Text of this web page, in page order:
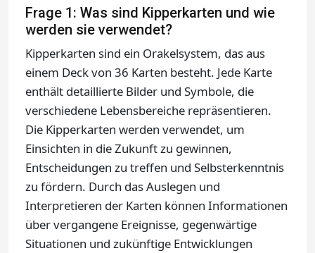
Frage 1: Was sind Kipperkarten und wie
werden sie verwendet?
Kipperkarten sind ein Orakelsystem, das aus
einem Deck von 36 Karten besteht. Jede Karte
enthält detaillierte Bilder und Symbole, die
verschiedene Lebensbereiche repräsentieren.
Die Kipperkarten werden verwendet, um
Einsichten in die Zukunft zu gewinnen,
Entscheidungen zu treffen und Selbsterkenntnis
zu fördern. Durch das Auslegen und
Interpretieren der Karten können Informationen
über vergangene Ereignisse, gegenwärtige
Situationen und zukünftige Entwicklungen